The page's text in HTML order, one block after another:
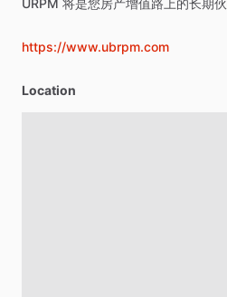
URPM 将是您房产增值路上的长期伙
https://www.ubrpm.com
Location